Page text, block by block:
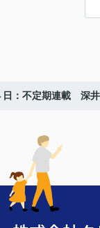
日：不定期連載 深